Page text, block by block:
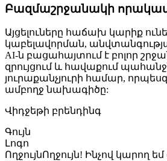
Բազմաշրջանակի
Այցելուները հաճախ կարիք
կաբելավորման,
AI-ն բացահայտում է բոլոր
զրույցում և հավաքում
յուրաքանչյուրի համար,
ամբողջ նախագիծը:
Վիդջեթի բրենդինգ
Գույն
Լոգո
ՈղջույնՈղջույն! Ինչով կարող եմ